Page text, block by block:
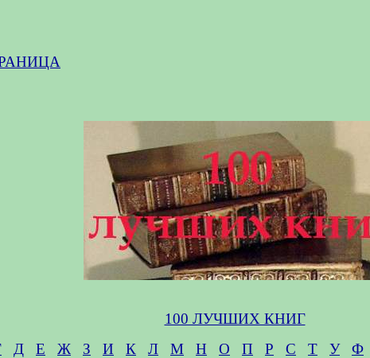
100 ЛУЧШИХ КНИГ
Д Е Ж З И К Л М Н О П Р С Т У Ф